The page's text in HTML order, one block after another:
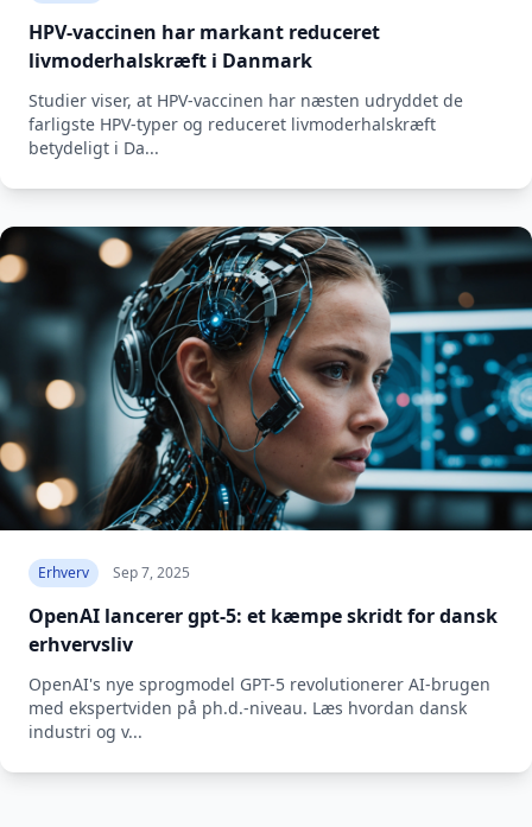
HPV-vaccinen har markant reduceret
livmoderhalskræft i Danmark
Studier viser, at HPV-vaccinen har næsten udryddet de
farligste HPV-typer og reduceret livmoderhalskræft
betydeligt i Da...
Erhverv Sep 7, 2025
OpenAI lancerer gpt-5: et kæmpe skridt for dansk
erhvervsliv
OpenAI's nye sprogmodel GPT-5 revolutionerer AI-brugen
med ekspertviden på ph.d.-niveau. Læs hvordan dansk
industri og v...